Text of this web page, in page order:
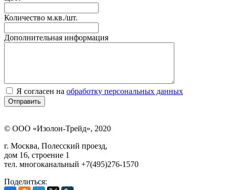
Количество м.кв./шт.
Дополнительная информация
Я согласен на обработку персональных данных
© ООО «Изолон-Трейд», 2020
г. Москва, Полесский проезд,
дом 16, строение 1
тел. многоканальный +7(495)276-1570
Поделиться: